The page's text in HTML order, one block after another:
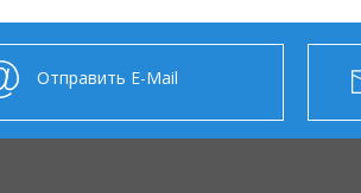
Отправить E-Mail